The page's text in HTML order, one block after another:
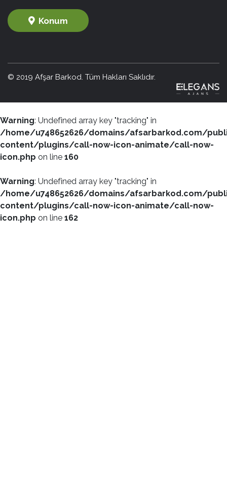
Konum
© 2019 Afşar Barkod. Tüm Hakları Saklıdır.
Warning: Undefined array key "tracking" in
/home/u748652626/domains/afsarbarkod.com/
content/plugins/call-now-icon-animate/call-now-
icon.php on line 160
Warning: Undefined array key "tracking" in
/home/u748652626/domains/afsarbarkod.com/
content/plugins/call-now-icon-animate/call-now-
icon.php on line 162